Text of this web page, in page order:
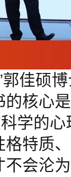
郭佳硕
核心
学的
特质
会沦